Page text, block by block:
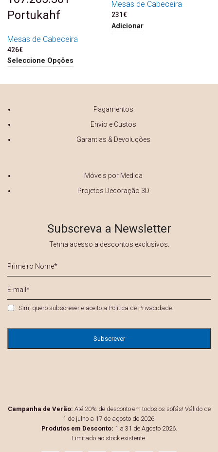
Portukahf
Mesas de Cabeceira
426€
Seleccione Opções
Mesas de Cabeceira
231€
Adicionar
Pagamentos
Envio e Custos
Garantias & Devoluções
Móveis por Medida
Projetos Decoração 3D
Subscreva a Newsletter
Tenha acesso a descontos exclusivos.
Nome
*
mail
Privacidade *
Sim, quero subscrever e aceito a Política de Privacidade.
Campanha de Verão: Até 20% de desconto em todos os sofás! Válido de
1 de julho a 17 de agosto de 2026.
Produtos em Desconto: 1 a 31 de Agosto 2026.
Limitado ao stock existente.